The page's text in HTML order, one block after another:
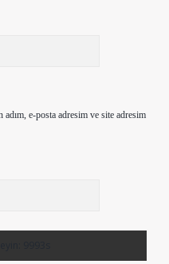
e-posta adresim ve site adresim